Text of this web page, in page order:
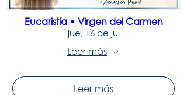
Eucaristía • Virgen del Carmen
jue, 16 de jul
Leer más
Leer más